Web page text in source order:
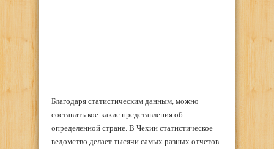
Благодаря статистическим данным, можно
составить кое-какие представления об
определенной стране. В Чехии статистическое
ведомство делает тысячи самых разных отчетов.